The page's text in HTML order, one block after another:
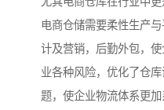
电商仓储需要柔性生产
计及营销，后勤外包，
业各种风险，优化了仓
题，使企业物流体系更